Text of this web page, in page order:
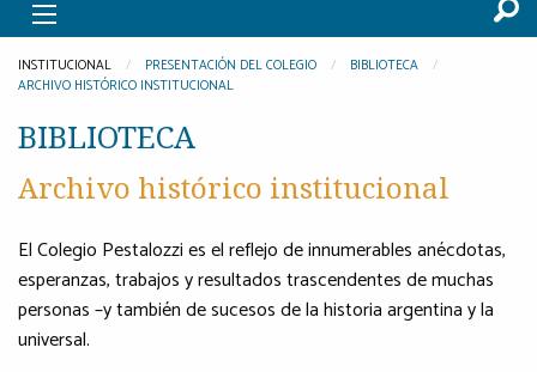
INSTITUCIONAL PRESENTACIÓN DEL COLEGIO
BIBLIOTECA
ARCHIVO HISTÓRICO INSTITUCIONAL
BIBLIOTECA
Archivo histórico institucional
El Colegio Pestalozzi es el reflejo de innumerables anécdotas,
esperanzas, trabajos y resultados trascendentes de muchas
personas –y también de sucesos de la historia argentina y la
universal.